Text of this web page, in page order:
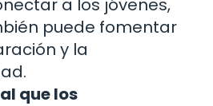
puede fomentar
y la
que los